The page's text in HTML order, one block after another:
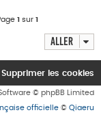
1 sur 1
Aller
Supprimer les cookies
© phpBB Limited
officielle © Qiaeru